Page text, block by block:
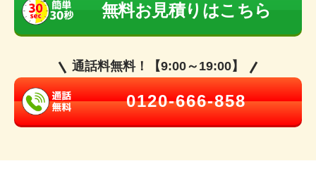
無料お見積りはこちら
通話料無料！【9:00～19:00】
0120-666-858